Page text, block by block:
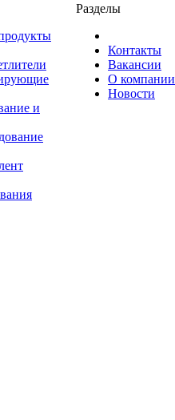
и
Разделы
Контакты
Вакансии
О компании
Новости